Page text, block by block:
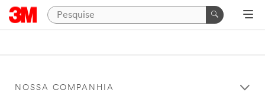
NOSSA COMPANHIA